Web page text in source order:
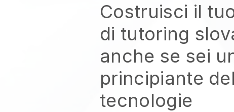
Costruisci il
di tutoring
anche se sei
principiante
tecnologie